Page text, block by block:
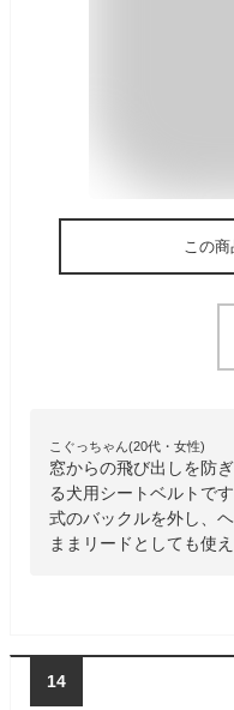
この
こぐっちゃん(20代・女性)
窓からの飛び出しを防
る犬用シートベルトで
式のバックルを外し、
ままリードとしても使
14